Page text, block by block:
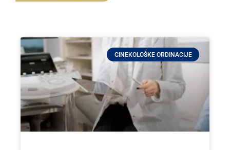
GINEKOLOŠKE ORDINACIJE